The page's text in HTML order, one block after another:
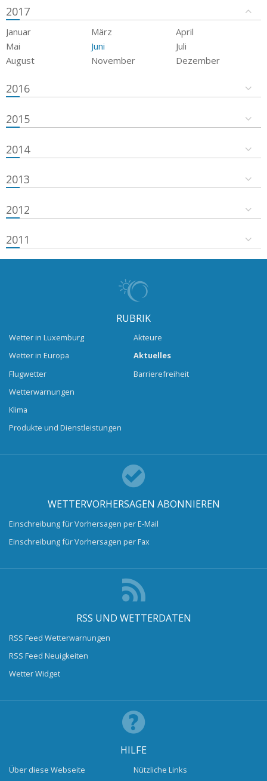
2017
Januar März
April
Mai
Juni
Juli
August
November Dezember
2016
2015
2014
2013
2012
2011
RUBRIK
Wetter in Luxemburg
Wetter in Europa
Flugwetter
Wetterwarnungen
Klima
Produkte und Dienstleistungen
Akteure
Aktuelles
Barrierefreiheit
WETTERVORHERSAGEN ABONNIEREN
Einschreibung für Vorhersagen per E-Mail
Einschreibung für Vorhersagen per Fax
RSS UND WETTERDATEN
RSS Feed Wetterwarnungen
RSS Feed Neuigkeiten
Wetter Widget
HILFE
Über diese Webseite Nützliche Links